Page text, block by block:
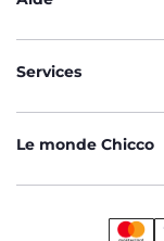
Services
Le monde Chicco